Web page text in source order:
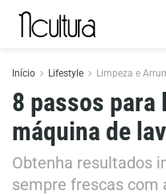
Início Lifestyle Limpeza e
8 passos para
máquina de
Obtenha resultados
sempre frescas com